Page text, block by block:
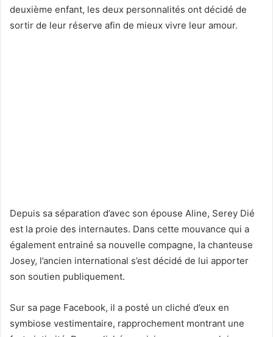
deuxième enfant, les deux personnalités ont décidé de
sortir de leur réserve afin de mieux vivre leur amour.
Depuis sa séparation d’avec son épouse Aline, Serey Dié
est la proie des internautes. Dans cette mouvance qui a
également entrainé sa nouvelle compagne, la chanteuse
Josey, l’ancien international s’est décidé de lui apporter
son soutien publiquement.
Sur sa page Facebook, il a posté un cliché d’eux en
symbiose vestimentaire, rapprochement montrant une